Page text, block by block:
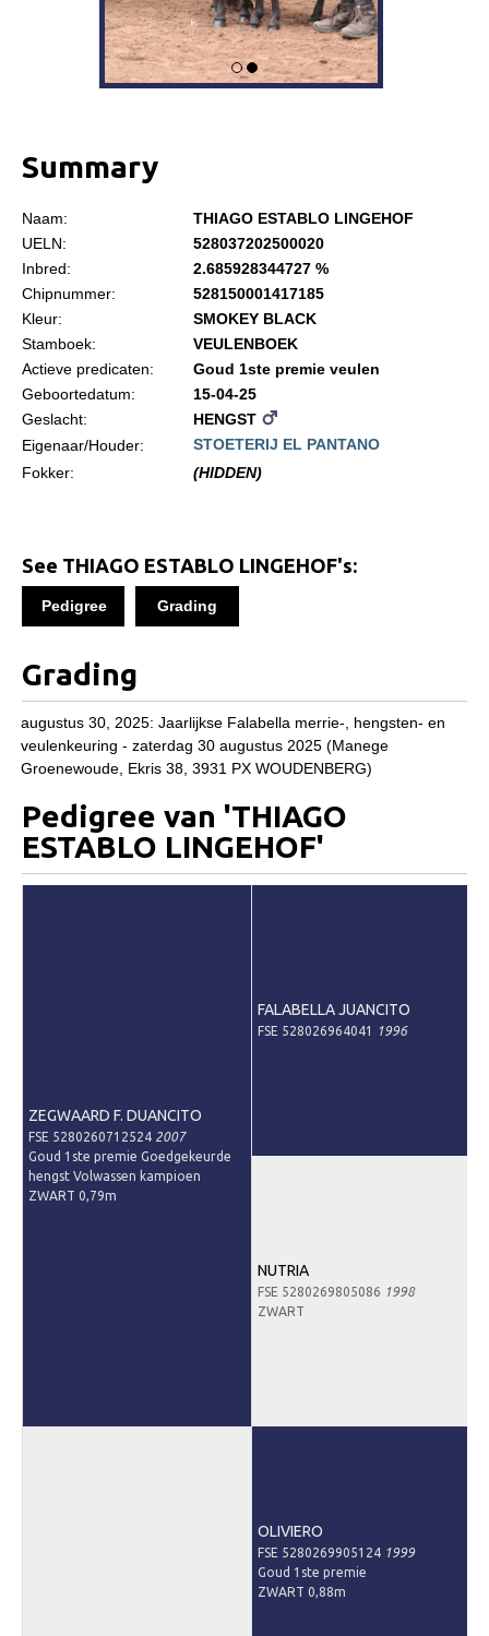
Informatie
Paardenpaspoort aanvragen
Wat te doen bij verkoop van een Falabella
Veulenregistratie
Veelgestelde vragen
Fokkerij
Onze fokkerij
Fokkerij informatie
Fokprogramma
Hengsten
EFS Hengstendatabase
Evenementen
EFS Keuringen
Inschrijven keuring
Keuringsvideo's
EFS Marktplaats
Summary
Naam:
THIAGO ESTABLO LINGEHOF
UELN:
528037202500020
Inbred:
2.685928344727 %
Chipnummer:
528150001417185
Kleur:
SMOKEY BLACK
Stamboek:
VEULENBOEK
Actieve predicaten:
Goud 1ste premie veulen
Geboortedatum:
15-04-25
Geslacht:
HENGST
Eigenaar/Houder:
STOETERIJ EL PANTANO
Fokker:
(HIDDEN)
See THIAGO ESTABLO LINGEHOF's:
Pedigree Grading
Grading
augustus 30, 2025: Jaarlijkse Falabella merrie-, hengsten- en
veulenkeuring - zaterdag 30 augustus 2025 (Manege
Groenewoude, Ekris 38, 3931 PX WOUDENBERG)
Pedigree van 'THIAGO
ESTABLO LINGEHOF'
ZEGWAARD F. DUANCITO
FSE 5280260712524 2007
Goud 1ste premie Goedgekeurde
hengst Volwassen kampioen
ZWART 0,79m
FALABELLA JUANCITO
FSE 528026964041 1996
NUTRIA
FSE 5280269805086 1998
ZWART
OLIVIERO
FSE 5280269905124 1999
Goud 1ste premie
ZWART 0,88m